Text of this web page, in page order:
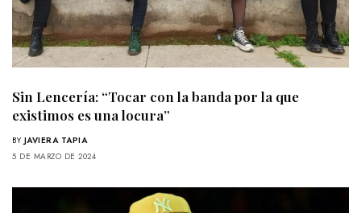
Sin Lencería: “Tocar con la banda por la que
existimos es una locura”
BY JAVIERA TAPIA
5 DE MARZO DE 2024